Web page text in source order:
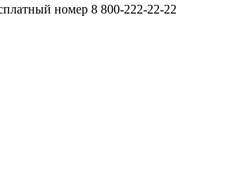
номер 8 800-222-22-22